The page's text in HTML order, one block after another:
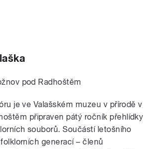
pod Radhoštěm
je ve Valašském muzeu v přírodě v
připraven pátý ročník přehlídky
souborů. Součástí letošního
generací – členů